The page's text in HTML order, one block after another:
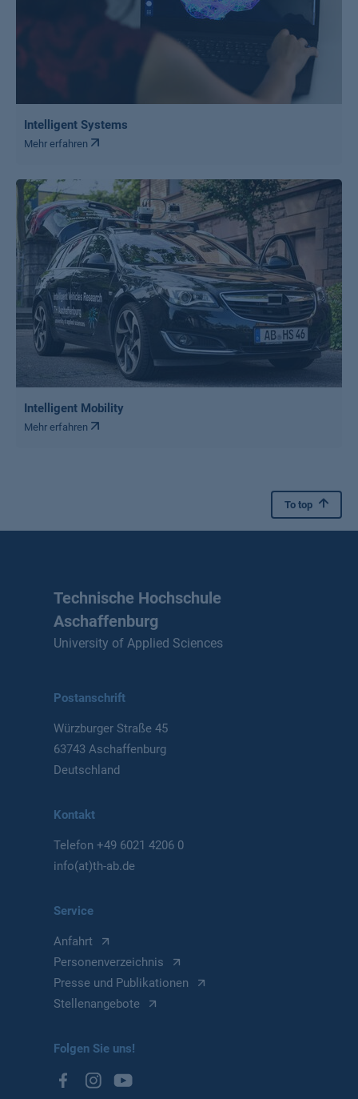
Intelligent Systems
Mehr erfahren
Intelligent Mobility
Mehr erfahren
To top
Technische Hochschule
Aschaffenburg
University of Applied Sciences
Postanschrift
Würzburger Straße 45
63743 Aschaffenburg
Deutschland
Kontakt
Telefon+49 6021 4206 0
info(at)th-ab.de
Service
Anfahrt
Personenverzeichnis
Presse und Publikationen
Stellenangebote
Folgen Sie uns!